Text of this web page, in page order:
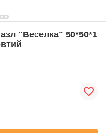
"Веселка" 50*50*1